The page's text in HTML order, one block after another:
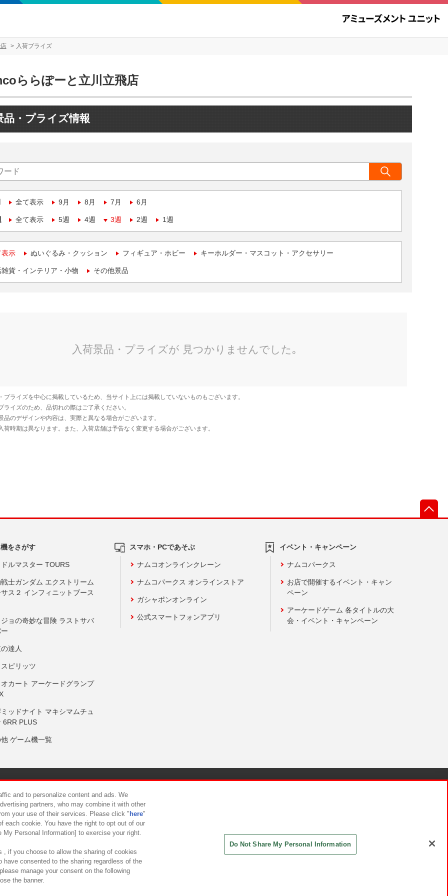
入荷プライズ
ららぽーと立川立飛店
品・プライズ情報
全て表示 9月 8月 7月 6月
全て表示 5週 4週 3週 2週 1週
表示 ぬいぐるみ・クッション フィギュア・ホビー キーホルダー・マスコット・アクセサリー
貨・インテリア・小物 その他景品
をさがす
ルマスター TOURS
士ガンダム エクストリーム
ス２ インフィニットブース
ョの奇妙な冒険 ラストサバ
達人
ピリッツ
カート アーケードグランプ
ッドナイト マキシマムチュ
6RR PLUS
ゲーム機一覧
スマホ・PCであそぶ
ナムコオンラインクレーン
ナムコパークス オンラインストア
ガシャポンオンライン
公式スマートフォンアプリ
イベント・キャンペーン
ナムコパークス
お店で開催するイベント・キャン
ペーン
アーケードゲーム 各タイトルの大
会・イベント・キャンペーン
について カスタマーハラスメント対応方針
and to personalize content and ads. We
partners, who may combine it with other
your use of their services. Please click " here"
each cookie. You have the right to opt out of our
Personal Information] to exercise your right.
, if you choose to allow the sharing of cookies
have consented to the sharing regardless of the
manage your consent on the following
the banner.
Do Not Share My Personal Information